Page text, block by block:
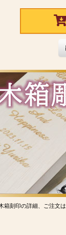
箱刻印の詳細、ご注文は